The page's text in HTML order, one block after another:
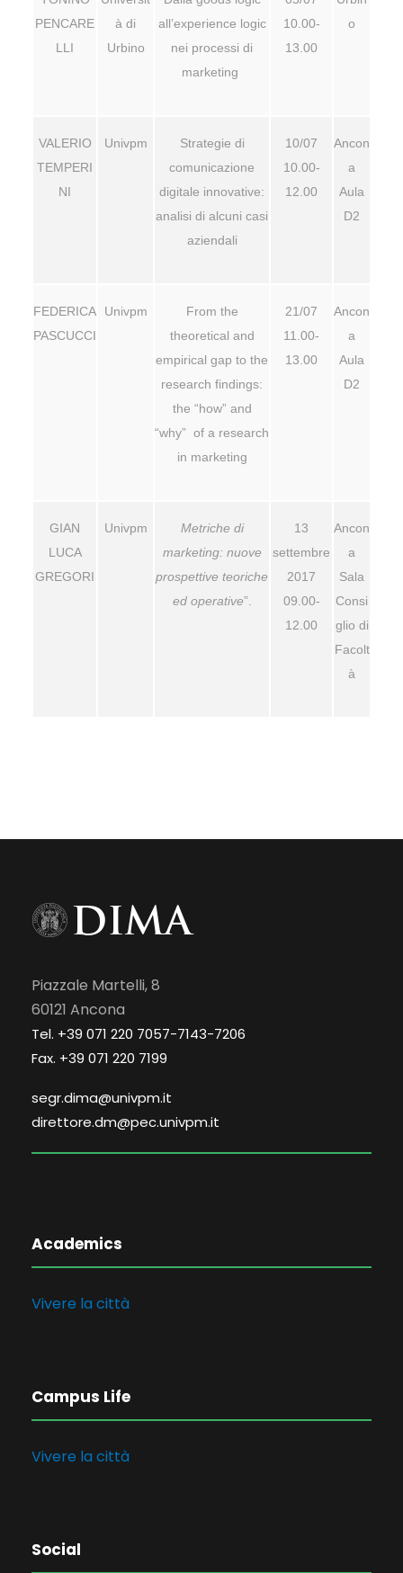
PENCARE
LLI
à di
Urbino
all’experience logic
nei processi di
marketing
10.00-
13.00
o
VALERIO
TEMPERI
NI
Univpm
Strategie di
comunicazione
digitale innovative:
analisi di alcuni casi
aziendali
10/07
10.00-
12.00
Ancon
a
Aula
D2
FEDERICA
PASCUCCI
Univpm
From the
theoretical and
empirical gap to the
research findings:
the “how” and
“why” of a research
in marketing
21/07
11.00-
13.00
Ancon
a
Aula
D2
GIAN
LUCA
GREGORI
Univpm
Metriche di
marketing: nuove
prospettive teoriche
ed operative”.
13
settembre
2017
09.00-
12.00
Ancon
a
Sala
Consi
glio di
Facolt
à
Piazzale Martelli, 8
60121 Ancona
Tel. +39 071 220 7057-7143-7206
Fax. +39 071 220 7199
segr.dima@univpm.it
direttore.dm@pec.univpm.it
Academics
Vivere la città
Campus Life
Vivere la città
Social